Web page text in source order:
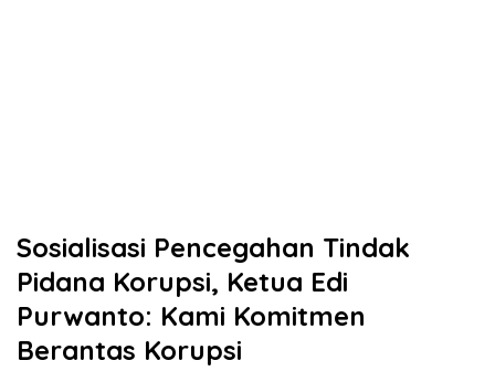
Sosialisasi Pencegahan Tindak
Pidana Korupsi, Ketua Edi
Purwanto: Kami Komitmen
Berantas Korupsi